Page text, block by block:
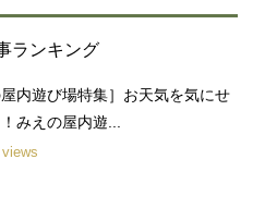
ランキング
屋内遊び場特集］お天気を気にせ
みえの屋内遊...